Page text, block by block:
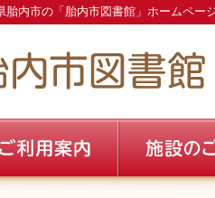
胎内市の「胎内市図書館」ホームペー